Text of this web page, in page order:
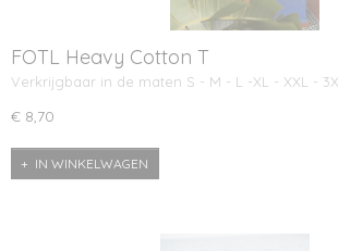
FOTL Heavy Cotton T
Verkrijgbaar in de maten S - M - L -XL - XXL -
€ 8,70
IN WINKELWAGEN